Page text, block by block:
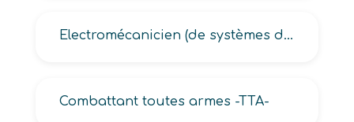
Electromécanicien (de systèmes d’armes missiles, d’armes sous-marines)
Combattant toutes armes -TTA-